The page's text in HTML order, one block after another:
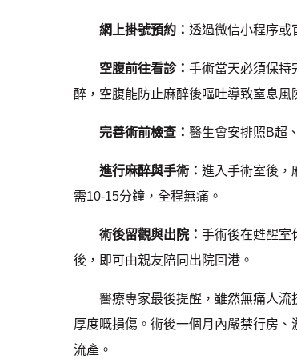
網上掛號預約：透過微信小程序或
空腹前往看診：手術當天必須保持
醉，空腹能防止麻醉後嘔吐導致窒息風
完善術前檢查：醫生會安排照B超
進行麻醉與手術：進入手術室後，
需10-15分鐘，全程無痛。
術後留觀與出院：手術後在甦醒室
後，即可由親友陪同出院回港。
醫療專家最後提醒，雖然無痛人流
厚度嘅損傷。術後一個月內嚴禁行房
流產。